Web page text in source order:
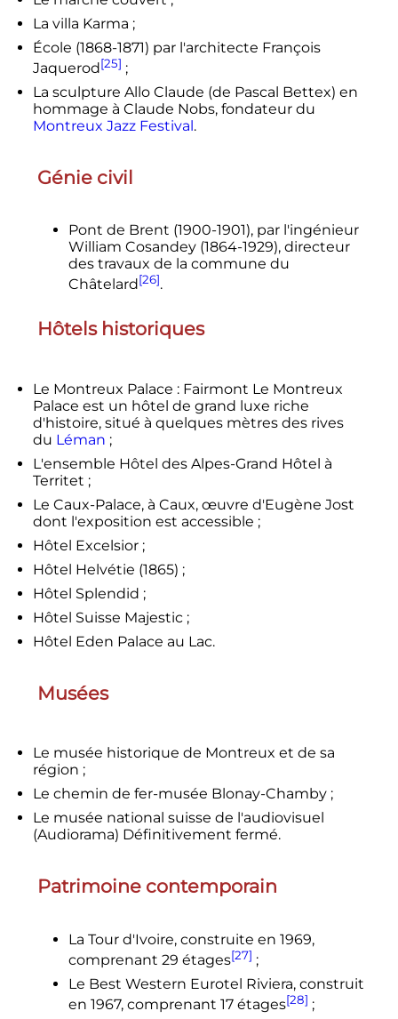
La villa Karma ;
École (1868-1871) par l'architecte François
Jaquerod[25] ;
La sculpture Allo Claude (de Pascal Bettex) en
hommage à Claude Nobs, fondateur du
Montreux Jazz Festival.
Génie civil
Pont de Brent (1900-1901), par l'ingénieur
William Cosandey (1864-1929), directeur
des travaux de la commune du
Châtelard[26].
Hôtels historiques
Le Montreux Palace : Fairmont Le Montreux
Palace est un hôtel de grand luxe riche
d'histoire, situé à quelques mètres des rives
du Léman ;
L'ensemble Hôtel des Alpes-Grand Hôtel à
Territet ;
Le Caux-Palace, à Caux, œuvre d'Eugène Jost
dont l'exposition est accessible ;
Hôtel Excelsior ;
Hôtel Helvétie (1865) ;
Hôtel Splendid ;
Hôtel Suisse Majestic ;
Hôtel Eden Palace au Lac.
Musées
Le musée historique de Montreux et de sa
région ;
Le chemin de fer-musée Blonay-Chamby ;
Le musée national suisse de l'audiovisuel
(Audiorama) Définitivement fermé.
Patrimoine contemporain
La Tour d'Ivoire, construite en 1969,
comprenant 29 étages[27] ;
Le Best Western Eurotel Riviera, construit
en 1967, comprenant 17 étages[28] ;